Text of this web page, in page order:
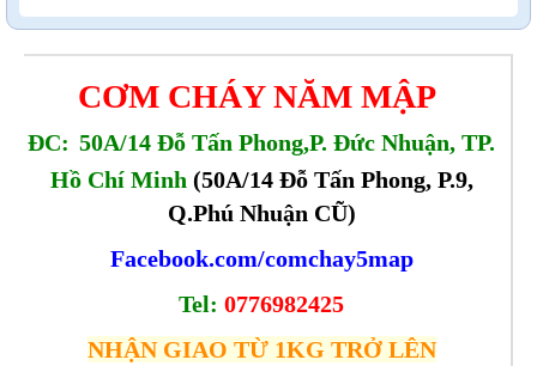
CƠM CHÁY NĂM MẬP
ĐC: 50A/14 Đỗ Tấn Phong,P. Đức Nhuận, TP.
Hồ Chí Minh (50A/14 Đỗ Tấn Phong, P.9,
Q.Phú Nhuận CŨ)
Facebook.com/comchay5map
Tel: 0776982425
NHẬN GIAO TỪ 1KG TRỞ LÊN